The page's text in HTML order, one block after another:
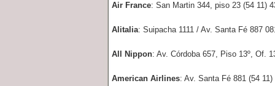
Air France: San Martin 344, piso 23 (54 11)
Alitalia: Suipacha 1111 / Av. Santa Fé 887
All Nippon: Av. Córdoba 657, Piso 13º, Of.
American Airlines: Av. Santa Fé 881 (54 11)